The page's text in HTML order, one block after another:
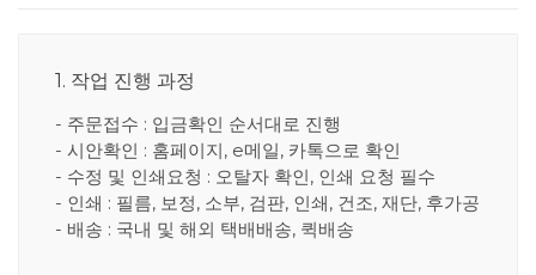
1. 작업 진행 과정
- 주문접수 : 입금확인 순서대로 진행
- 시안확인 : 홈페이지, e메일, 카톡으로 확인
- 수정 및 인쇄요청 : 오탈자 확인, 인쇄 요청 필수
- 인쇄 : 필름, 보정, 소부, 검판, 인쇄, 건조, 재단, 후가공
- 배송 : 국내 및 해외 택배배송, 퀵배송